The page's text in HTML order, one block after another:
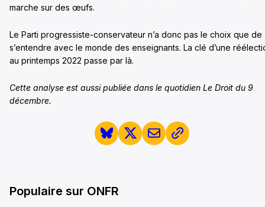
marche sur des œufs.
Le Parti progressiste-conservateur n’a donc pas le choix que de
s’entendre avec le monde des enseignants. La clé d’une
au printemps 2022 passe par là.
Cette analyse est aussi publiée dans le quotidien Le Droit du 9
décembre.
Populaire sur ONFR